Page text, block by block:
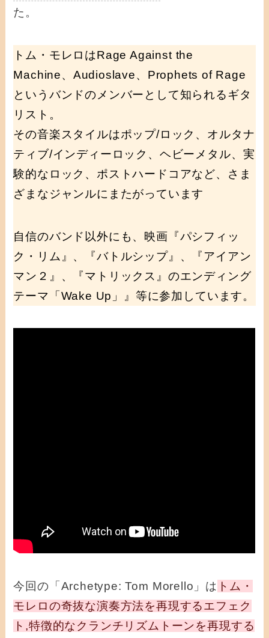
た。
トム・モレロはRage Against the
Machine、Audioslave、Prophets of Rage
というバンドのメンバーとして知られるギタ
リスト。
その音楽スタイルはポップ/ロック、オルタナ
ティブ/インディーロック、ヘビーメタル、実
験的なロック、ポストハードコアなど、さま
ざまなジャンルにまたがっています
自信のバンド以外にも、映画『パシフィッ
ク・リム』、『バトルシップ』、『アイアン
マン２』、『マトリックス』のエンディング
テーマ「Wake Up」』等に参加しています。
今回の「Archetype: Tom Morello」は トム・
モレロの奇抜な演奏方法を再現するエフェク
ト,特徴的なクランチリズムトーンを再現する